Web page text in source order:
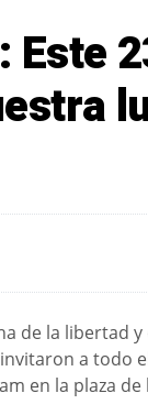
Este
de la libertad
a todo
en la plaza